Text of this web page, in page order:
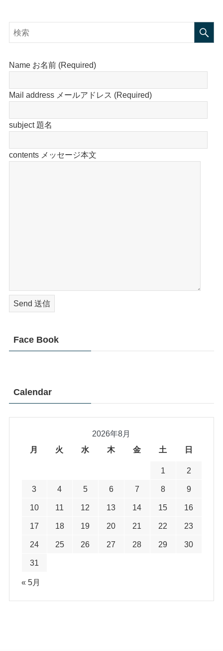
Name お名前 (Required)
Mail address メールアドレス (Required)
subject 題名
contents メッセージ本文
Face Book
Calendar
2026年8月
月
火 水 木 金 土 日
1 2
3 4 5 6 7 8 9
10 11 12 13 14 15 16
17 18 19 20 21 22 23
24 25 26 27 28 29 30
31
« 5月